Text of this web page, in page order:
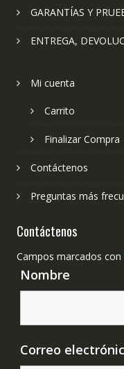
GARANTÍAS Y
ENTREGA,
Mi cuenta
Carrito
Finalizar Compra
Contáctenos
Preguntas más
Contáctenos
Campos marcados con
Nombre
Correo